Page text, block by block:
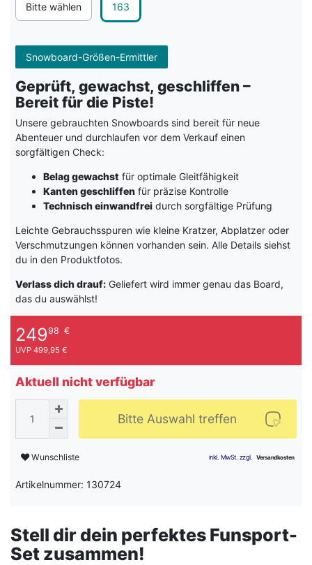
Bitte wählen 163
Snowboard-Größen-Ermittler
Geprüft, gewachst, geschliffen –
Bereit für die Piste!
Unsere gebrauchten Snowboards sind bereit für neue
Abenteuer und durchlaufen vor dem Verkauf einen
sorgfältigen Check:
Belag gewachst für optimale Gleitfähigkeit
Kanten geschliffen für präzise Kontrolle
Technisch einwandfrei durch sorgfältige Prüfung
Leichte Gebrauchsspuren wie kleine Kratzer, Abplatzer oder
Verschmutzungen können vorhanden sein. Alle Details siehst
du in den Produktfotos.
Verlass dich drauf: Geliefert wird immer genau das Board,
das du auswählst!
24998 €
UVP 499,95 €
Aktuell nicht verfügbar
Bitte Auswahl treffen
Wunschliste
Artikelnummer: 130724
Stell dir dein perfektes Funsport-
Set zusammen!